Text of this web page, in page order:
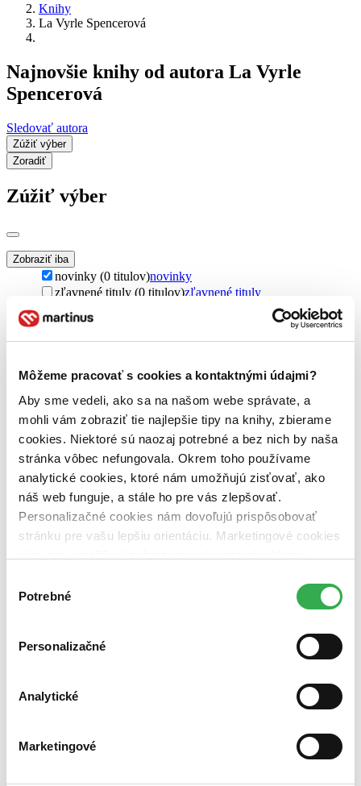
Môžeme pracovať s cookies a kontaktnými údajmi?
Aby sme vedeli, ako sa na našom webe správate, a
mohli vám zobraziť tie najlepšie tipy na knihy, zbierame
cookies. Niektoré sú naozaj potrebné a bez nich by naša
stránka vôbec nefungovala. Okrem toho používame
analytické cookies, ktoré nám umožňujú zisťovať, ako
náš web funguje, a stále ho pre vás zlepšovať.
Personalizačné cookies nám dovoľujú prispôsobovať
stránku pre vašu lepšiu orientáciu. Marketingové cookies
nám pomohlo, keby sme mohli používať všetky tieto
súhlasu
Potrebné
Personalizačné
Analytické
Marketingové
Knihy
La Vyrle Spencerová
Najnovšie knihy od autora La Vyrle
Spencerová
Sledovať autora
Zúžiť výber
Zoradiť
Zúžiť výber
Zobraziť iba
novinky (0 titulov)novinky
zľavnené tituly (0 titulov)zľavnené tituly
Dostupnosť
na centrálnom sklade (0 titulov)na centrálnom sklade
pripravujeme (0 titulov)pripravujeme
dostupná (bez vypredaných) (0 titulov)
dostupná (bez
vypredaných)
nová (0 titulov)nová
čítaná (0 titulov)čítaná
čítaná - výborný stav (0 titulov)čítaná - výborný stav
čítaná - mierne opotrebovaná (0 titulov)čítaná - mierne
opotrebovaná
čítané verzie vypredaných kníh (0 titulov)
vypredaných kníh
Zoradiť
Top hodnotené
Najlacnejšie
Najvyššia zľava